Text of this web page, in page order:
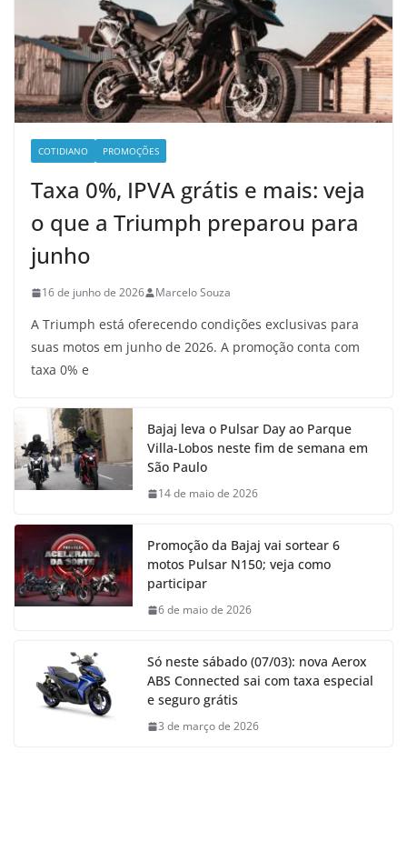
COTIDIANO PROMOÇÕES
Taxa 0%, IPVA grátis e mais: veja
o que a Triumph preparou para
junho
16 de junho de 2026 Marcelo Souza
A Triumph está oferecendo condições exclusivas para
suas motos em junho de 2026. A promoção conta com
taxa 0% e
Bajaj leva o Pulsar Day ao Parque
Villa-Lobos neste fim de semana em
São Paulo
14 de maio de 2026
Promoção da Bajaj vai sortear 6
motos Pulsar N150; veja como
participar
6 de maio de 2026
Só neste sábado (07/03): nova Aerox
ABS Connected sai com taxa especial
e seguro grátis
3 de março de 2026